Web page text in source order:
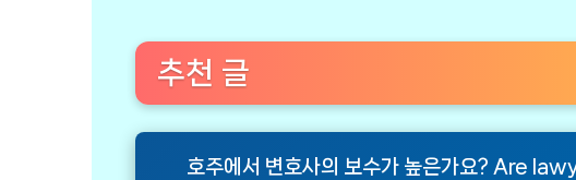
추천 글
호주에서 변호사의 보수가 높은가요? Are